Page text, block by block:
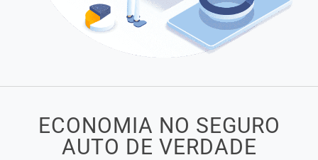
ECONOMIA NO SEGURO
AUTO DE VERDADE